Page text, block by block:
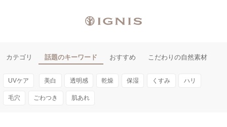
カテゴリ 話題のキーワード おすすめ こだわりの自然素材
UVケア 美白 透明感 乾燥 保湿 くすみ ハリ
毛穴 ごわつき 肌あれ